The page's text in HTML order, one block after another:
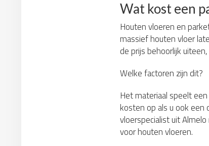
Wat kost een
Houten vloeren en
massief houten vloer
de prijs behoorlijk
Welke factoren zijn dit?
Het materiaal speelt
kosten op als u ook een
vloerspecialist uit
voor houten vloeren.